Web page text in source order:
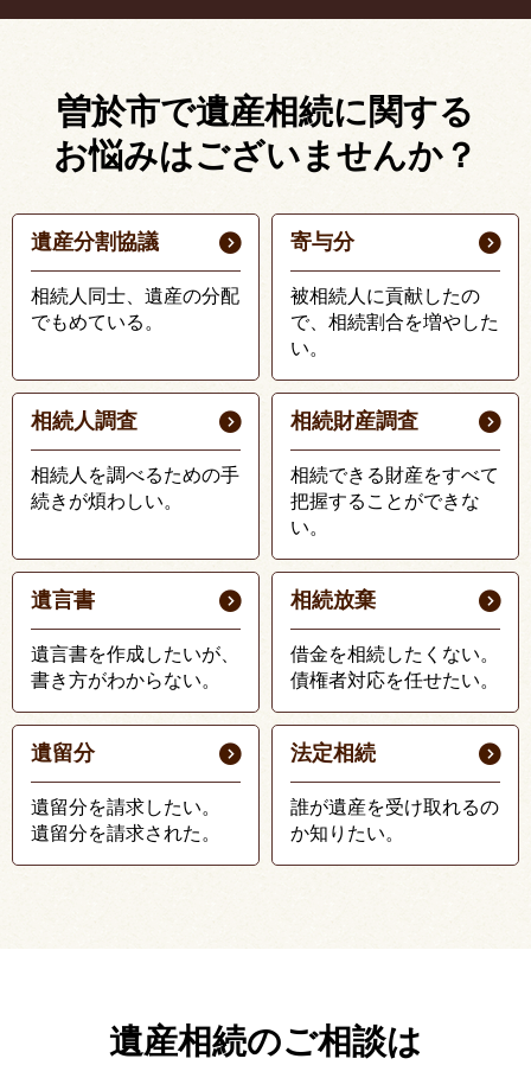
曽於市で遺産相続に関する
お悩みはございませんか？
遺産分割協議
相続人同士、遺産の分配
でもめている。
寄与分
被相続人に貢献したの
で、相続割合を増やした
い。
相続人調査
相続人を調べるための手
続きが煩わしい。
相続財産調査
相続できる財産をすべて
把握することができな
い。
遺言書
遺言書を作成したいが、
書き方がわからない。
相続放棄
借金を相続したくない。
債権者対応を任せたい。
遺留分
遺留分を請求したい。
遺留分を請求された。
法定相続
誰が遺産を受け取れるの
か知りたい。
遺産相続のご相談は